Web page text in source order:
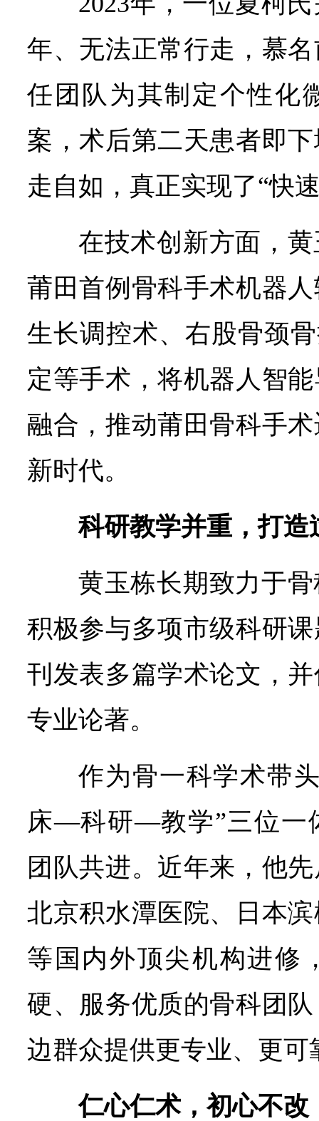
年、无法正常行走，慕
任团队为其制定个性化
案，术后第二天患者即
走自如，真正实现了“快
在技术创新方面，
莆田首例骨科手术机器
生长调控术、右股骨颈
定等手术，将机器人智
融合，推动莆田骨科手
新时代。
科研教学并重，打造
黄玉栋长期致力于
积极参与多项市级科研
刊发表多篇学术论文，
专业论著。
作为骨一科学术带
床—科研—教学”三位一
团队共进。近年来，他
北京积水潭医院、日本
等国内外顶尖机构进修
硬、服务优质的骨科团
边群众提供更专业、更
仁心仁术，初心不改